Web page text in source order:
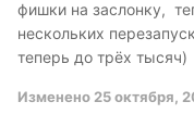
фишки на заслонку,
нескольких
теперь до трёх тысяч)
Изменено 25 октября,